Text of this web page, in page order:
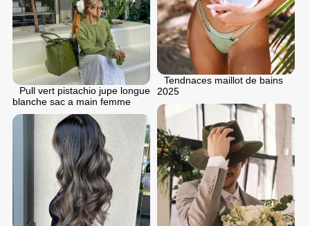
Tendnaces maillot de bains
2025
Pull vert pistachio jupe longue
blanche sac a main femme